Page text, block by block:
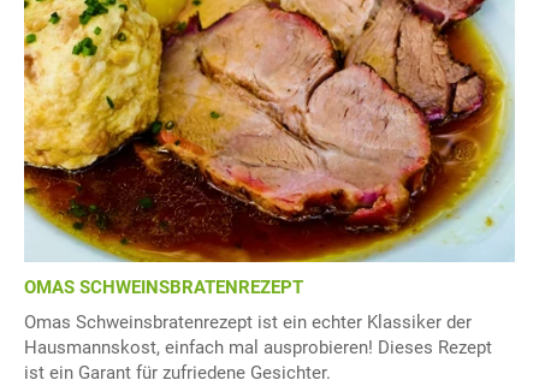
OMAS SCHWEINSBRATENREZEPT
Omas Schweinsbratenrezept ist ein echter Klassiker der
Hausmannskost, einfach mal ausprobieren! Dieses Rezept
ist ein Garant für zufriedene Gesichter.